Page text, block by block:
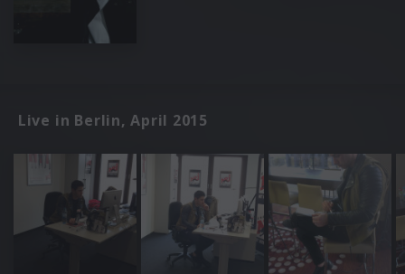
Live in Berlin, April 2015